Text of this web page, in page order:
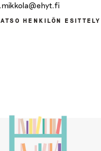
HENKILÖN ESITTELY